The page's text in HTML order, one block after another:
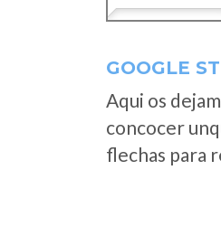
GOOGLE
Aqui os
concocer
flechas para